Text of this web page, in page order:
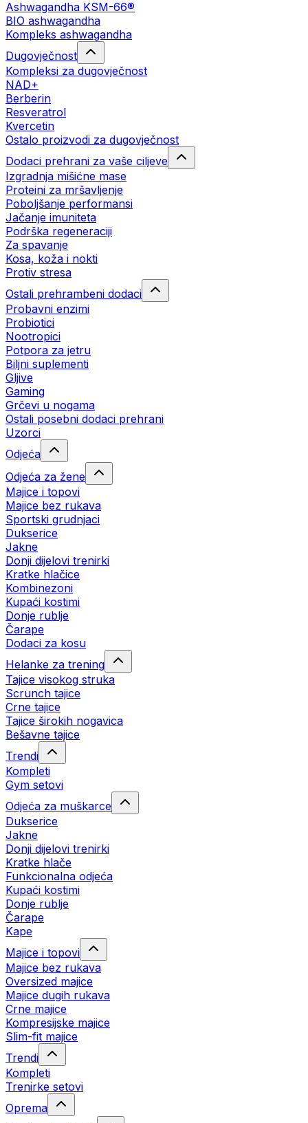
Ashwagandha KSM-66®
BIO ashwagandha
Kompleks ashwagandha
Dugovječnost
Kompleksi za dugovječnost
NAD+
Berberin
Resveratrol
Kvercetin
Ostalo proizvodi za dugovječnost
Dodaci prehrani za vaše ciljeve
Izgradnja mišićne mase
Proteini za mršavljenje
Poboljšanje performansi
Jačanje imuniteta
Podrška regeneraciji
Za spavanje
Kosa, koža i nokti
Protiv stresa
Ostali prehrambeni dodaci
Probavni enzimi
Probiotici
Nootropici
Potpora za jetru
Biljni suplementi
Gljive
Gaming
Grčevi u nogama
Ostali posebni dodaci prehrani
Uzorci
Odjeća
Odjeća za žene
Majice i topovi
Majice bez rukava
Sportski grudnjaci
Dukserice
Jakne
Donji dijelovi trenirki
Kratke hlačice
Kombinezoni
Kupaći kostimi
Donje rublje
Čarape
Dodaci za kosu
Helanke za trening
Tajice visokog struka
Scrunch tajice
Crne tajice
Tajice širokih nogavica
Bešavne tajice
Trendi
Kompleti
Gym setovi
Odjeća za muškarce
Dukserice
Jakne
Donji dijelovi trenirki
Kratke hlače
Funkcionalna odjeća
Kupaći kostimi
Donje rublje
Čarape
Kape
Majice i topovi
Majice bez rukava
Oversized majice
Majice dugih rukava
Crne majice
Kompresijske majice
Slim-fit majice
Trendi
Kompleti
Trenirke setovi
Oprema